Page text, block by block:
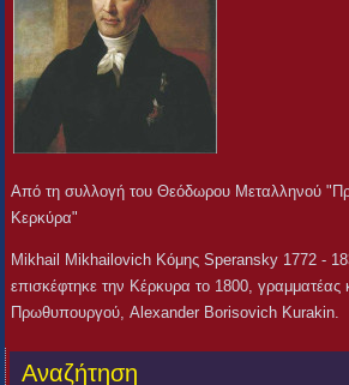
Από τη συλλογή του Θεόδωρου Μεταλληνού
Κερκύρα"
Mikhail Mikhailovich Κόμης Speransky 1772 -
επισκέφτηκε την Κέρκυρα το 1800, γραμματέας
Πρωθυπουργού, Alexander Borisovich Kurakin.
Αναζήτηση